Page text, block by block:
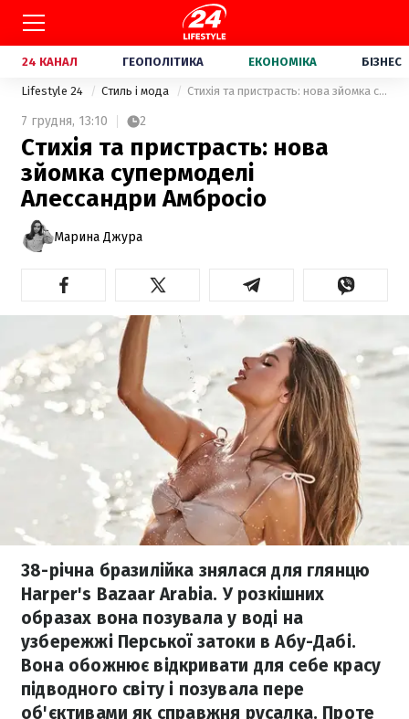
24 КАНАЛ ГЕОПОЛІТИКА ЕКОНОМІКА БІЗНЕС
Lifestyle 24 Стиль і мода Стихія та пристрасть: нова зйомка супермоделі Алессандри Амбросіо
7 грудня, 13:10 2
Стихія та пристрасть: нова
зйомка супермоделі
Алессандри Амбросіо
Марина Джура
38-річна бразилійка знялася для глянцю
Harper's Bazaar Arabia. У розкішних
образах вона позувала у воді на
узбережжі Перської затоки в Абу-Дабі.
Вона обожнює відкривати для себе красу
підводного світу і позувала пере
об'єктивами як справжня русалка. Проте